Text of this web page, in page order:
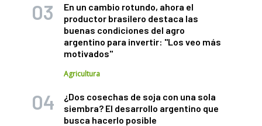
En un cambio rotundo, ahora el
productor brasilero destaca las
buenas condiciones del agro
argentino para invertir: "Los veo más
motivados"
Agricultura
¿Dos cosechas de soja con una sola
siembra? El desarrollo argentino que
busca hacerlo posible